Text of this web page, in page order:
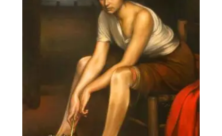
605€